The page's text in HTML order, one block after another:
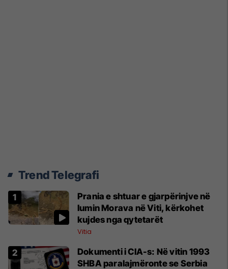
Trend Telegrafi
Prania e shtuar e gjarpërinjve në
lumin Morava në Viti, kërkohet
kujdes nga qytetarët
Vitia
Dokumenti i CIA-s: Në vitin 1993
SHBA paralajmëronte se Serbia